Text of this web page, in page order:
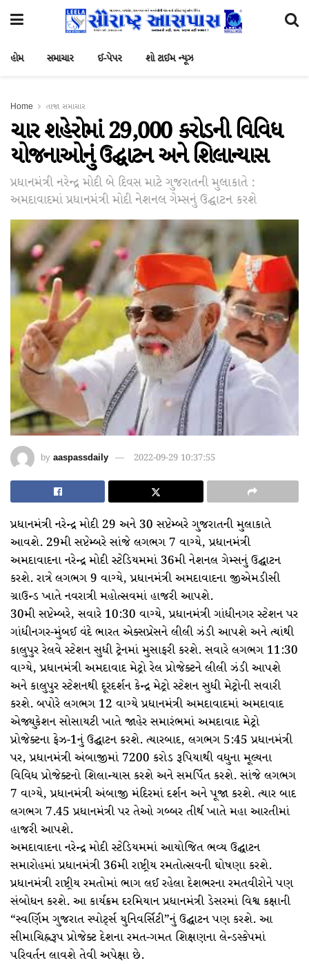
હોમ સમાચાર ઈ-પેપર શો ટાઈમ ન્યૂઝ
Home તાજા સમાચાર
ચાર શહેરોમાં 29,000 કરોડની વિવિધ
યોજનાઓનું ઉદ્ઘાટન અને શિલાન્યાસ
પ્રધાનમંત્રી નરેન્દ્ર મોદી બે દિવસ માટે ગુજરાતની મુલાકાતે :
અમદાવાદમાં પ્રધાનમંત્રી મોદી નેશનલ ગેમ્સનું ઉદ્ઘાટન કરશે
by aaspassdaily 2022-09-29 10:37:55
પ્રધાનમંત્રી નરેન્દ્ર મોદી 29 અને 30 સપ્ટેમ્બરે ગુજરાતની મુલાકાતે
આવશે. 29મી સપ્ટેમ્બરે સાંજે લગભગ 7 વાગ્યે, પ્રધાનમંત્રી
અમદાવાદના નરેન્દ્ર મોદી સ્ટેડિયમમાં 36મી નેશનલ ગેમ્સનું ઉદ્ઘાટન
કરશે. રાત્રે લગભગ 9 વાગ્યે, પ્રધાનમંત્રી અમદાવાદના જીએમડીસી
ગ્રાઉન્ડ ખાતે નવરાત્રી મહોત્સવમાં હાજરી આપશે.
30મી સપ્ટેમ્બરે, સવારે 10:30 વાગ્યે, પ્રધાનમંત્રી ગાંધીનગર સ્ટેશન પર
ગાંધીનગર-મુંબઈ વંદે ભારત એક્સપ્રેસને લીલી ઝંડી આપશે અને ત્યાંથી
કાલુપુર રેલવે સ્ટેશન સુધી ટ્રેનમાં મુસાફરી કરશે. સવારે લગભગ 11:30
વાગ્યે, પ્રધાનમંત્રી અમદાવાદ મેટ્રો રેલ પ્રોજેક્ટને લીલી ઝંડી આપશે
અને કાલુપુર સ્ટેશનથી દૂરદર્શન કેન્દ્ર મેટ્રો સ્ટેશન સુધી મેટ્રોની સવારી
કરશે. બપોરે લગભગ 12 વાગ્યે પ્રધાનમંત્રી અમદાવાદમાં અમદાવાદ
એજ્યુકેશન સોસાયટી ખાતે જાહેર સમારંભમાં અમદાવાદ મેટ્રો
પ્રોજેક્ટના ફેઝ-1નું ઉદ્ઘાટન કરશે. ત્યારબાદ, લગભગ 5:45 પ્રધાનમંત્રી
પર, પ્રધાનમંત્રી અંબાજીમાં 7200 કરોડ રૂપિયાથી વધુના મૂલ્યના
વિવિધ પ્રોજેક્ટનો શિલાન્યાસ કરશે અને સમર્પિત કરશે. સાંજે લગભગ
7 વાગ્યે, પ્રધાનમંત્રી અંબાજી મંદિરમાં દર્શન અને પૂજા કરશે. ત્યાર બાદ
લગભગ 7.45 પ્રધાનમંત્રી પર તેઓ ગબ્બર તીર્થ ખાતે મહા આરતીમાં
હાજરી આપશે.
અમદાવાદના નરેન્દ્ર મોદી સ્ટેડિયમમાં આયોજિત ભવ્ય ઉદ્ઘાટન
સમારોહમાં પ્રધાનમંત્રી 36મી રાષ્ટ્રીય રમતોત્સવની ઘોષણા કરશે.
પ્રધાનમંત્રી રાષ્ટ્રીય રમતોમાં ભાગ લઈ રહેલા દેશભરના રમતવીરોને પણ
સંબોધન કરશે. આ કાર્યક્રમ દરમિયાન પ્રધાનમંત્રી ડેસરમાં વિશ્વ કક્ષાની
“સ્વર્ણિમ ગુજરાત સ્પોર્ટ્સ યુનિવર્સિટી”નું ઉદ્ઘાટન પણ કરશે. આ
સીમાચિહ્નરૂપ પ્રોજેક્ટ દેશના રમત-ગમત શિક્ષણના લેન્ડસ્કેપમાં
પરિવર્તન લાવશે તેવી અપેક્ષા છે.